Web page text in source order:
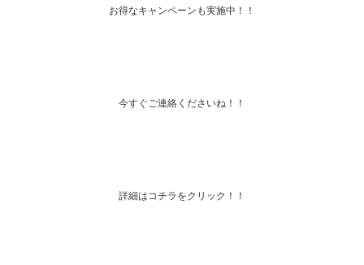
お得なキャンペーンも実施中！！
今すぐご連絡くださいね！！
詳細はコチラをクリック！！